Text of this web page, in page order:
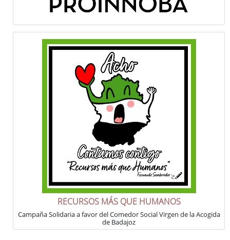
RECURSOS MÁS QUE HUMANOS
Campaña Solidaria a favor del Comedor Social Virgen de la Acogida
de Badajoz